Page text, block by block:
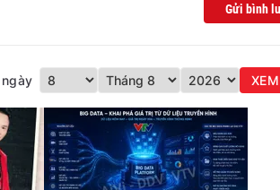
Gửi bình
XEM